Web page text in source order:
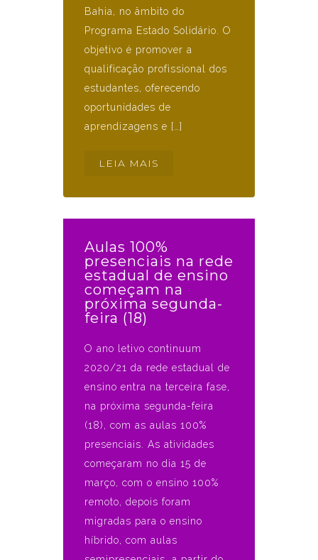
Bahia, no âmbito do
Programa Estado Solidário. O
objetivo é promover a
qualificação profissional dos
estudantes, oferecendo
oportunidades de
aprendizagens e […]
LEIA MAIS
Aulas 100%
presenciais na rede
estadual de ensino
começam na
próxima segunda-
feira (18)
O ano letivo continuum
2020/21 da rede estadual de
ensino entra na terceira fase,
na próxima segunda-feira
(18), com as aulas 100%
presenciais. As atividades
começaram no dia 15 de
março, com o ensino 100%
remoto, depois foram
migradas para o ensino
híbrido, com aulas